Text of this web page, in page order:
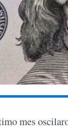
mes